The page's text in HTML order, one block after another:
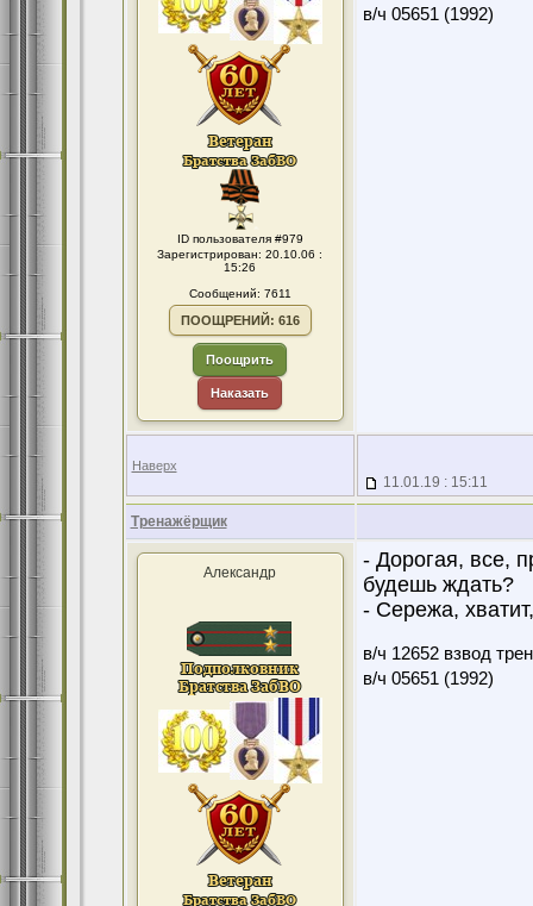
ID пользователя #979
Зарегистрирован: 20.10.06 :
15:26
Сообщений: 7611
ПООЩРЕНИЙ: 616
Поощрить
Наказать
в/ч 05651 (1992)
Наверх
11.01.19 : 15:11
Тренажёрщик
Александр
- Дорогая, все,
будешь ждать?
- Сережа,
в/ч 12652 взвод
в/ч 05651 (1992)